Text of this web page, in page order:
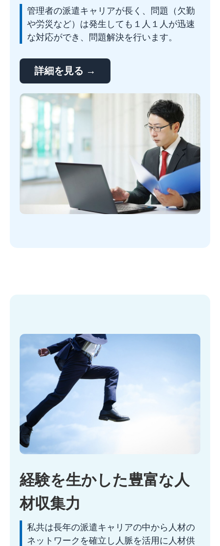
管理者の派遣キャリアが長く、問題（欠勤
や労災など）は発生しても１人１人が迅速
な対応ができ、問題解決を行います。
詳細を見る →
経験を生かした豊富な人
材収集力
私共は長年の派遣キャリアの中から人材の
ネットワークを確立し人脈を活用に人材供